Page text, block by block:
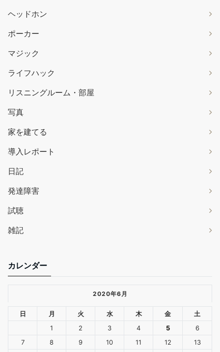
ヘッドホン
ポーカー
マジック
ライフハック
リスニングルーム・部屋
写真
家を建てる
導入レポート
日記
発達障害
試聴
雑記
カレンダー
2020年6月
日 月 火 水 木 金
土
1
2 3 4 5
6
7
8 9 10 11 12 13